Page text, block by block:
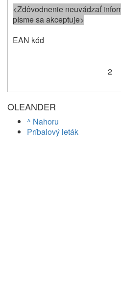
<Zdôvodnenie neuvádzať
písme sa akceptuje>
EAN kód
2
OLEANDER
^ Nahoru
Príbalový leták